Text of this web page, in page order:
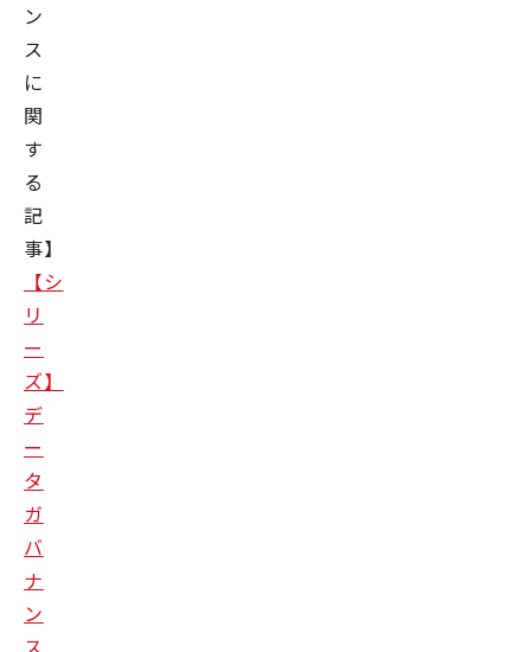
ン
ス
に
関
す
る
記
事】
【シ
リ
ー
ズ】
デ
ー
タ
ガ
バ
ナ
ン